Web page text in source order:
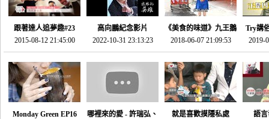
跟著達人追夢趣#23
promo-我想開間咖啡
館(謝佳凌)
2015-08-12 21:45:00
高向鵬紀念影片
2022-10-31 23:13:23
《美食的味道》九王鵝
肉
2018-06-07 21:09:53
Try講
2019-
Monday Green EP16
哪裡來的愛 - 許瑞弘、
就是喜歡摸隱私處
語